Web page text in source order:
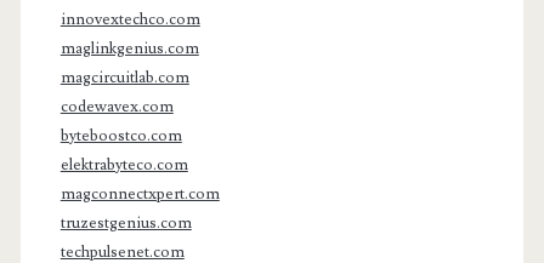
innovextechco.com
maglinkgenius.com
magcircuitlab.com
codewavex.com
byteboostco.com
elektrabyteco.com
magconnectxpert.com
truzestgenius.com
techpulsenet.com